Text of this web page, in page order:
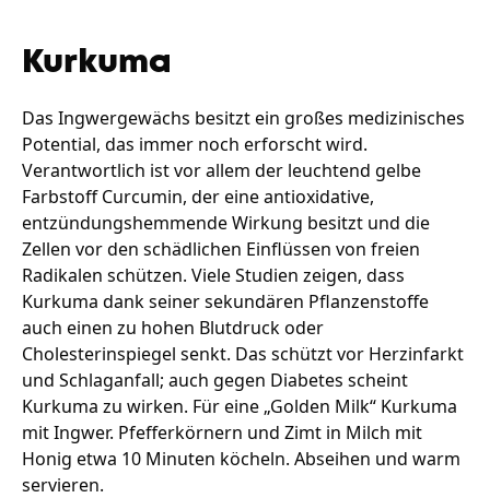
Kurkuma
Das Ingwergewächs besitzt ein großes medizinisches
Potential, das immer noch erforscht wird.
Verantwortlich ist vor allem der leuchtend gelbe
Farbstoff Curcumin, der eine antioxidative,
entzündungshemmende Wirkung besitzt und die
Zellen vor den schädlichen Einflüssen von freien
Radikalen schützen. Viele Studien zeigen, dass
Kurkuma dank seiner sekundären Pflanzenstoffe
auch einen zu hohen Blutdruck oder
Cholesterinspiegel senkt. Das schützt vor Herzinfarkt
und Schlaganfall; auch gegen Diabetes scheint
Kurkuma zu wirken. Für eine „Golden Milk“ Kurkuma
mit Ingwer. Pfefferkörnern und Zimt in Milch mit
Honig etwa 10 Minuten köcheln. Abseihen und warm
servieren.